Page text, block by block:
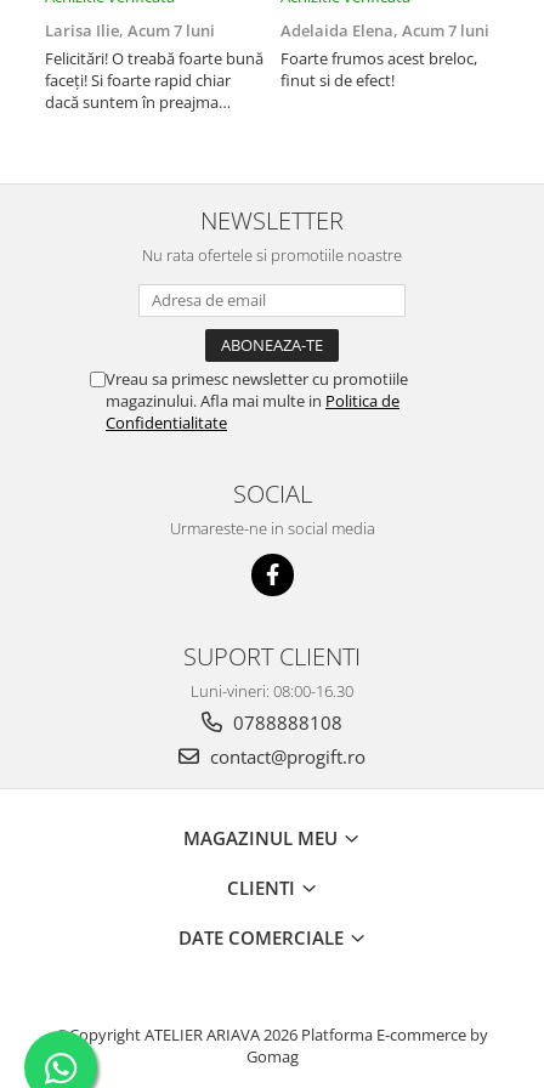
Larisa Ilie, Acum 7 luni
Felicitări! O treabă foarte bună
faceți! Si foarte rapid chiar
dacă suntem în preajma
Adelaida Elena, Acum 7 luni
Foarte frumos acest breloc,
finut si de efect!
NEWSLETTER
Nu rata ofertele si promotiile noastre
Vreau sa primesc newsletter cu promotiile
magazinului. Afla mai multe in Politica de
Confidentialitate
SOCIAL
Urmareste-ne in social media
SUPORT CLIENTI
Luni-vineri: 08:00-16.30
0788888108
contact@progift.ro
MAGAZINUL MEU
CLIENTI
DATE COMERCIALE
©Copyright ATELIER ARIAVA 2026 Platforma E-commerce by
Gomag